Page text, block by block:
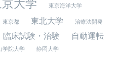
大学 東京海洋大学
東京都 東北大学 治療法開発
臨床試験・治験 自動運転
学院大学 静岡大学